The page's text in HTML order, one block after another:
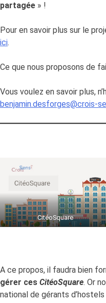
partagée » !
Pour en savoir plus sur le
ici.
Ce que nous proposons de
Vous voulez en savoir plus,
benjamin.desforges@crois-
CitéoSquare
A ce propos, il faudra bien
gérer ces CitéoSquare. Or
national de gérants